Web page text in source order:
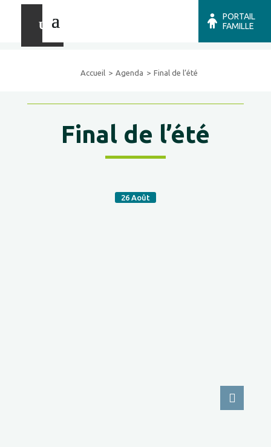
PORTAIL
FAMILLE
Accueil Agenda Final de l’été
Final de l’été
26 Août